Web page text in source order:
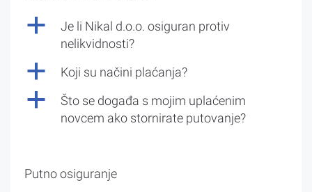
a
Je li Nikal d.o.o. osiguran protiv
nelikvidnosti?
a Koji su načini plaćanja?
a
Što se događa s mojim uplaćenim
novcem ako stornirate putovanje?
Putno osiguranje